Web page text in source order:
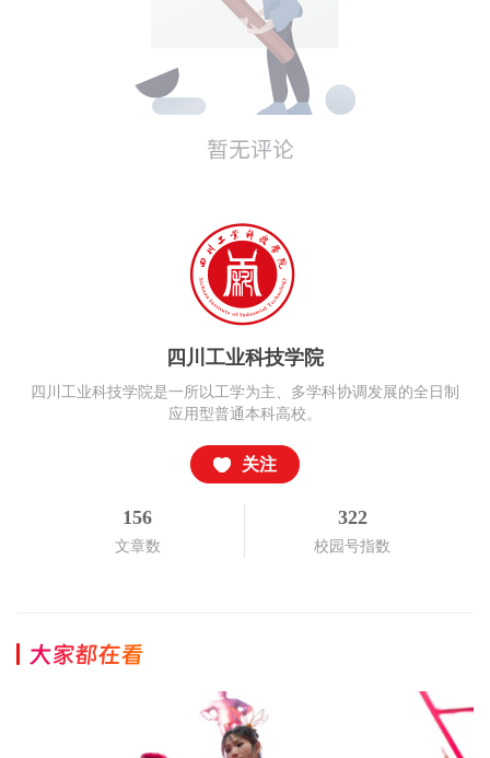
四川工业科技学院
四川工业科技学院是一所以工学为主、多学科协调发展的全日制
应用型普通本科高校。
关注
156
文章数
322
校园号指数
大家都在看